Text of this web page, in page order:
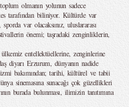
olmanın yolunun sadece
tarafından biliniyor. Kültürde var
sporda var olacaksınız, uluslararası
önemi; taşradaki zenginliklerin,
entellektüellerine, zenginlerine
diyarı Erzurum, dünyanın nadide
bakımından; tarihi, kültürel ve tabii
sinemasına sunacağı çok güzellikleri
burada bulunması, ilimizin tanıtımına